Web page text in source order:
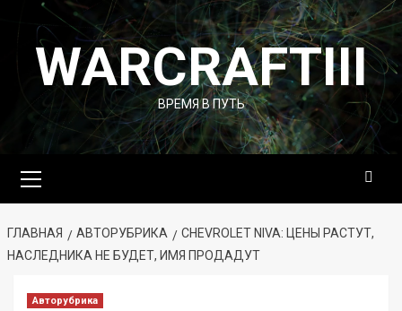
Перейти
содержимому
WARCRAFTIII
ВРЕМЯ В ПУТЬ
меню
ГЛАВНАЯ АВТОРУБРИКА
CHEVROLET NIVA: ЦЕНЫ РАСТУТ,
НАСЛЕДНИКА НЕ БУДЕТ, ИМЯ ПРОДАДУТ
Авторубрика